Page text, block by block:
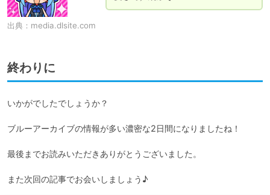
出典： media.dlsite.com
終わりに
いかがでしたでしょうか？
ブルーアーカイブの情報が多い濃密な2日間になりましたね！
最後までお読みいただきありがとうございました。
また次回の記事でお会いしましょう♪